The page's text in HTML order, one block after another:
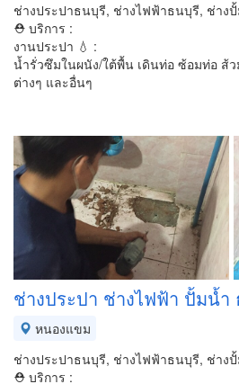
ช่างประปาธนบุรี, ช่างไฟฟ้าธนบุรี, ช่าง
⛑ บริการ :
งานประปา 💧 :
น้ำรั่วซึมในผนัง/ใต้พื้น เดินท่อ ซ้อมท่อ
ต่างๆ และอื่นๆ
ช่างประปา ช่างไฟฟ้า ปั้มน้ำ
หนองแขม
ช่างประปาธนบุรี, ช่างไฟฟ้าธนบุรี, ช่าง
⛑ บริการ :